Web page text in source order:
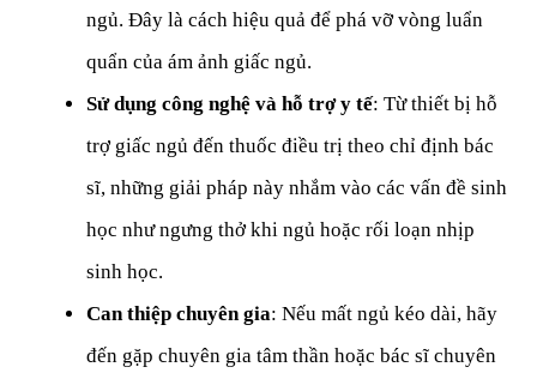
ngủ. Đây là cách hiệu quả để phá vỡ vòng luẩn
quẩn của ám ảnh giấc ngủ.
Sử dụng công nghệ và hỗ trợ y tế: Từ thiết bị hỗ
trợ giấc ngủ đến thuốc điều trị theo chỉ định bác
sĩ, những giải pháp này nhắm vào các vấn đề sinh
học như ngưng thở khi ngủ hoặc rối loạn nhịp
sinh học.
Can thiệp chuyên gia: Nếu mất ngủ kéo dài, hãy
đến gặp chuyên gia tâm thần hoặc bác sĩ chuyên